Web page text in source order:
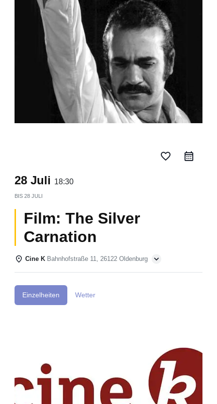
favorite_border
28 Juli 18:30
BIS 28 JULI
Film: The Silver
Carnation
Cine K Bahnhofstraße 11, 26122 Oldenburg
Einzelheiten Wetter